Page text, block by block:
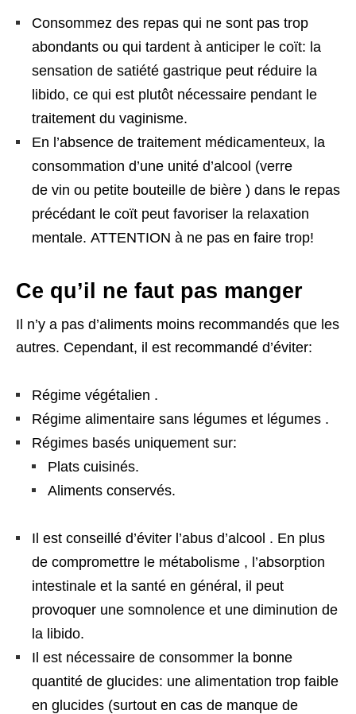
Consommez des repas qui ne sont pas trop
abondants ou qui tardent à anticiper le coït: la
sensation de satiété gastrique peut réduire la
libido, ce qui est plutôt nécessaire pendant le
traitement du vaginisme.
En l’absence de traitement médicamenteux, la
consommation d’une unité d’alcool (verre
de vin ou petite bouteille de bière ) dans le repas
précédant le coït peut favoriser la relaxation
mentale. ATTENTION à ne pas en faire trop!
Ce qu’il ne faut pas manger
Il n’y a pas d’aliments moins recommandés que les
autres. Cependant, il est recommandé d’éviter:
Régime végétalien .
Régime alimentaire sans légumes et légumes .
Régimes basés uniquement sur:
Plats cuisinés.
Aliments conservés.
Il est conseillé d’éviter l’abus d’alcool . En plus
de compromettre le métabolisme , l’absorption
intestinale et la santé en général, il peut
provoquer une somnolence et une diminution de
la libido.
Il est nécessaire de consommer la bonne
quantité de glucides: une alimentation trop faible
en glucides (surtout en cas de manque de